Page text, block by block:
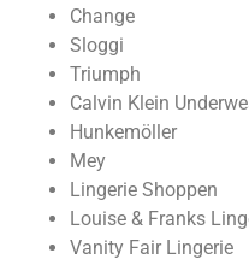
Change
Sloggi
Triumph
Calvin Klein
Hunkemöller
Mey
Lingerie Shoppen
Louise & Franks
Vanity Fair Lingerie